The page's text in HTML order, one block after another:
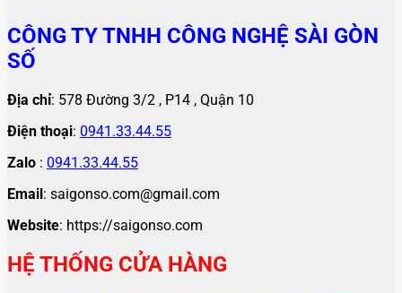
CÔNG TY TNHH CÔNG NGHỆ SÀI GÒN
SỐ
Địa chỉ: 578 Đường 3/2 , P14 , Quận 10
Điện thoại: 0941.33.44.55
Zalo : 0941.33.44.55
Email: saigonso.com@gmail.com
Website: https://saigonso.com
HỆ THỐNG CỬA HÀNG